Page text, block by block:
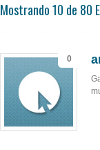
Mostrando 10 de 80
0